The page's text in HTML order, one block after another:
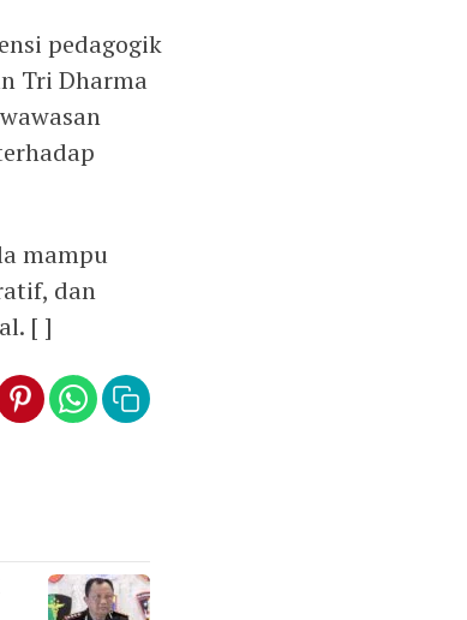
pedagogik
Tri Dharma
mampu
dan
[ ]